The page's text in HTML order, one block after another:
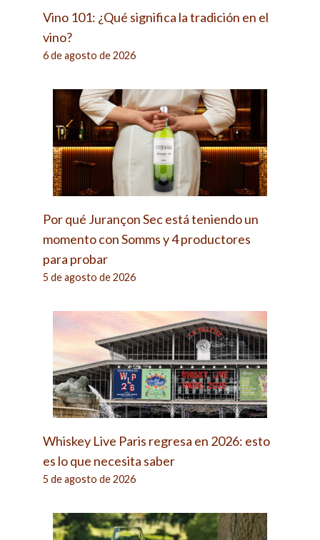
Vino 101: ¿Qué significa la tradición en el
vino?
6 de agosto de 2026
Por qué Jurançon Sec está teniendo un
momento con Somms y 4 productores
para probar
5 de agosto de 2026
Whiskey Live Paris regresa en 2026: esto
es lo que necesita saber
5 de agosto de 2026